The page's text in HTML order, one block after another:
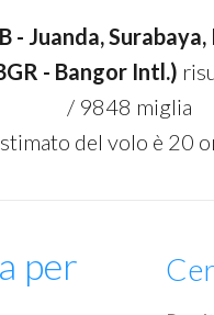
- Juanda,
- Bangor Intl.)
/ 9848 miglia
del volo è 20
per